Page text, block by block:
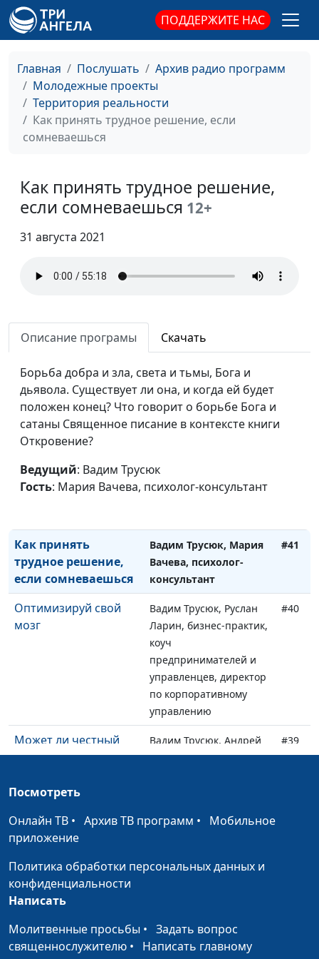
ПОДДЕРЖИТЕ НАС
Главная Послушать
Архив радио программ
Молодежные проекты
Территория реальности
Как принять трудное решение, если
сомневаешься
Как принять трудное решение,
если сомневаешься 12+
31 августа 2021
Описание програмы Скачать
Борьба добра и зла, света и тьмы, Бога и
дьявола. Существует ли она, и когда ей будет
положен конец? Что говорит о борьбе Бога и
сатаны Священное писание в контексте книги
Откровение?
Ведущий: Вадим Трусюк
Гость: Мария Вачева, психолог-консультант
Разрушители успеха,
или Никогда не делай
ЭТОГО!
Александр Сахаров,
священнослужитель,
по семейным
взаимоотношениям
Целеустремленность
или сиюминутность
Вадим Трусюк, Мария
Успешная карьера
Вадим Трусюк, Руслан
Ларин, бизнес-практик,
коуч
успешного человека
Александр Сахаров,
священнослужитель,
психолог, консультант
взаимоотношениям
Что такое успех: к
чему стремиться,
чтобы не
заблудиться?
Вадим Трусюк,
священнослужитель,
психолог, консультант
Как принять
трудное решение,
если сомневаешься
Вадим Трусюк, Мария
Вачева, психолог-
консультант
#41
Оптимизируй свой
мозг
Вадим Трусюк, Руслан
Ларин, бизнес-практик,
коуч
предпринимателей и
управленцев, директор
по корпоративному
управлению
#40
Может ли честный
быть успешным?
Вадим Трусюк, Андрей
Качалаба,
#39
Найти себя
консультант
Какой бизнес Бог
священнослужитель,
доктор практического
Посмотреть
Онлайн ТВ • Архив ТВ программ • Мобильное
приложение
Политика обработки персональных данных и
конфиденциальности
Написать
Молитвенные просьбы • Задать вопрос
священнослужителю • Написать главному